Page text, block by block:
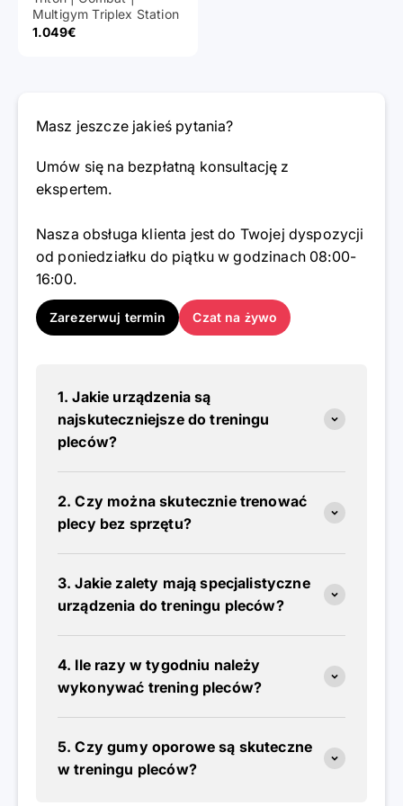
Multigym Triplex Station
Cena promocyjna
1.049€
Masz jeszcze jakieś pytania?
Umów się na bezpłatną konsultację z
ekspertem.
Nasza obsługa klienta jest do Twojej dyspozycji
od poniedziałku do piątku w godzinach 08:00-
16:00.
Zarezerwuj termin Czat na żywo
1. Jakie urządzenia są
najskuteczniejsze do treningu
pleców?
2. Czy można skutecznie trenować
plecy bez sprzętu?
3. Jakie zalety mają specjalistyczne
urządzenia do treningu pleców?
4. Ile razy w tygodniu należy
wykonywać trening pleców?
5. Czy gumy oporowe są skuteczne
w treningu pleców?